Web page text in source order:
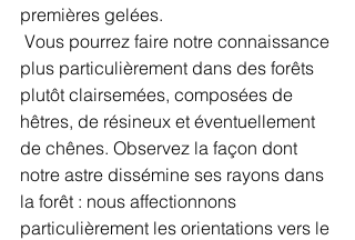
premières gelées.
plus particulièrement dans des forêts
plutôt clairsemées, composées de
hêtres, de résineux et éventuellement
de chênes. Observez la façon dont
notre astre dissémine ses rayons dans
la forêt : nous affectionnons
particulièrement les orientations vers le